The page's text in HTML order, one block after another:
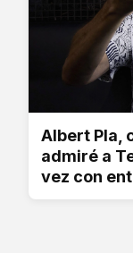
Albert Pla,
admiré a
vez con